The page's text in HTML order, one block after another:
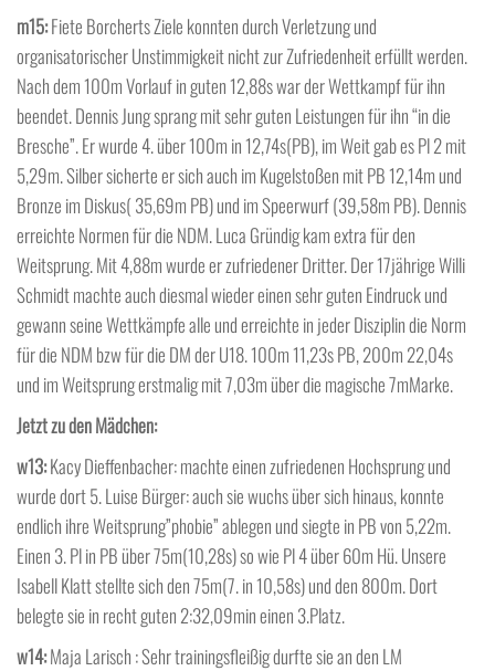
m15:Fiete Borcherts Ziele konnten durch Verletzung und
organisatorischer Unstimmigkeit nicht zur Zufriedenheit erfüllt werden.
Nach dem 100m Vorlauf in guten 12,88s war der Wettkampf für ihn
beendet. Dennis Jung sprang mit sehr guten Leistungen für ihn “in die
Bresche”. Er wurde 4. über 100m in 12,74s(PB), im Weit gab es Pl 2 mit
5,29m. Silber sicherte er sich auch im Kugelstoßen mit PB 12,14m und
Bronze im Diskus( 35,69m PB) und im Speerwurf (39,58m PB). Dennis
erreichte Normen für die NDM. Luca Gründig kam extra für den
Weitsprung. Mit 4,88m wurde er zufriedener Dritter. Der 17jährige Willi
Schmidt machte auch diesmal wieder einen sehr guten Eindruck und
gewann seine Wettkämpfe alle und erreichte in jeder Disziplin die Norm
für die NDM bzw für die DM der U18. 100m 11,23s PB, 200m 22,04s
und im Weitsprung erstmalig mit 7,03m über die magische 7mMarke.
Jetzt zu den Mädchen:
w13:Kacy Dieffenbacher: machte einen zufriedenen Hochsprung und
wurde dort 5. Luise Bürger: auch sie wuchs über sich hinaus, konnte
endlich ihre Weitsprung”phobie” ablegen und siegte in PB von 5,22m.
Einen 3. Pl in PB über 75m(10,28s) so wie Pl 4 über 60m Hü. Unsere
Isabell Klatt stellte sich den 75m(7. in 10,58s) und den 800m. Dort
belegte sie in recht guten 2:32,09min einen 3.Platz.
w14:Maja Larisch : Sehr trainingsfleißig durfte sie an den LM